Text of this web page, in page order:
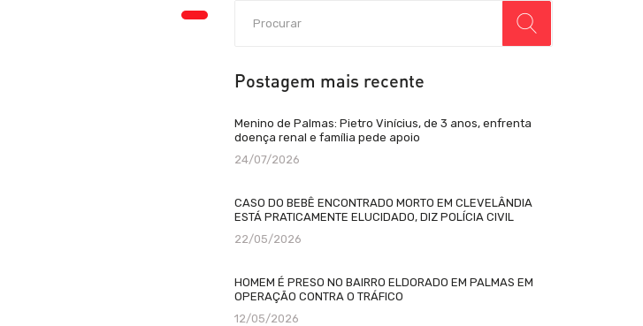
Postagem mais recente
Menino de Palmas: Pietro Vinícius, de 3 anos, enfrenta
doença renal e família pede apoio
24/07/2026
CASO DO BEBÊ ENCONTRADO MORTO EM CLEVELÂNDIA
ESTÁ PRATICAMENTE ELUCIDADO, DIZ POLÍCIA CIVIL
22/05/2026
HOMEM É PRESO NO BAIRRO ELDORADO EM PALMAS EM
OPERAÇÃO CONTRA O TRÁFICO
12/05/2026